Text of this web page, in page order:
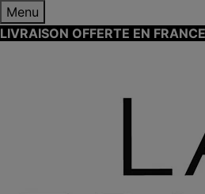
Menu
LIVRAISON OFFERTE EN